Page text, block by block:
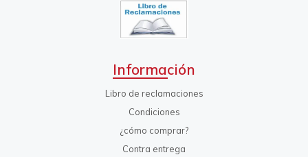
Información
Libro de reclamaciones
Condiciones
¿cómo comprar?
Contra entrega